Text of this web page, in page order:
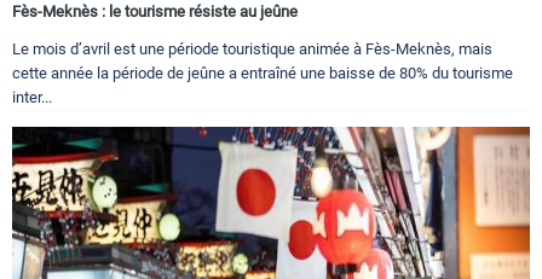
Fès-Meknès : le tourisme résiste au jeûne
Le mois d’avril est une période touristique animée à Fès-Meknès, mais
cette année la période de jeûne a entraîné une baisse de 80% du tourisme
inter...